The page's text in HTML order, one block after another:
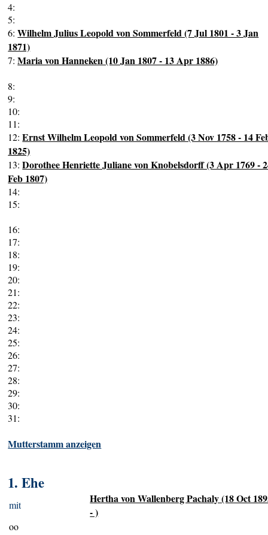
4:
5:
6:Wilhelm Julius Leopold von Sommerfeld (7 Jul 1801 - 3 Jan
1871)
7:Maria von Hanneken (10 Jan 1807 - 13 Apr 1886)
8:
9:
10:
11:
12:Ernst Wilhelm Leopold von Sommerfeld (3 Nov 1758 - 14
1825)
13:Dorothee Henriette Juliane von Knobelsdorff (3 Apr 1769 -
Feb 1807)
14:
15:
16:
17:
18:
19:
20:
21:
22:
23:
24:
25:
26:
27:
28:
29:
30:
31:
Mutterstamm anzeigen
1. Ehe
mit
Hertha von Wallenberg Pachaly (18 Oct
- )
oo